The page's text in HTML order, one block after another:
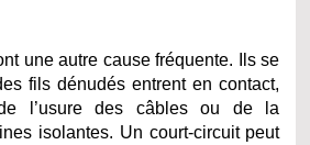
une autre cause fréquente. Ils se
fils dénudés entrent en contact,
l’usure des câbles ou de la
isolantes. Un court-circuit peut